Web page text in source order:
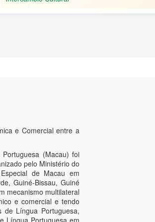
e Comercial entre a
(Macau) foi
pelo Ministério do
de Macau em
Guiné-Bissau, Guiné
mecanismo multilateral
e comercial e tendo
Língua Portuguesa,
Língua Portuguesa em